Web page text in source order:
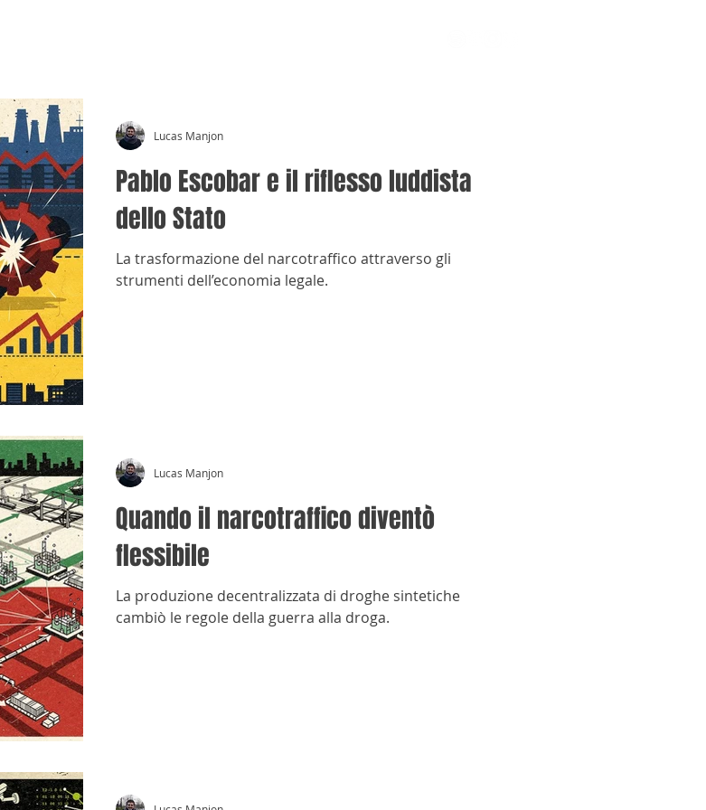
Pablo Escobar e il riflesso luddista
dello Stato
La trasformazione del narcotraffico attraverso gli
strumenti dell’economia legale.
Lucas Manjon
Quando il narcotraffico diventò
flessibile
La produzione decentralizzata di droghe sintetiche
cambiò le regole della guerra alla droga.
Lucas Manjon